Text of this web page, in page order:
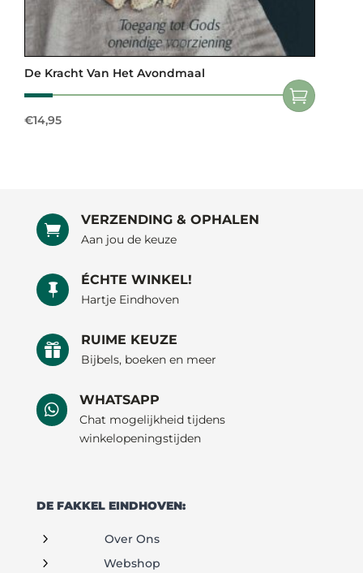
De Kracht Van Het Avondmaal
€14,95

VERZENDING & OPHALEN
Aan jou de keuze

ÉCHTE WINKEL!
Hartje Eindhoven

RUIME KEUZE
Bijbels, boeken en meer

WHATSAPP
Chat mogelijkheid tijdens
winkelopeningstijden
DE FAKKEL EINDHOVEN:
5 Over Ons
5 Webshop